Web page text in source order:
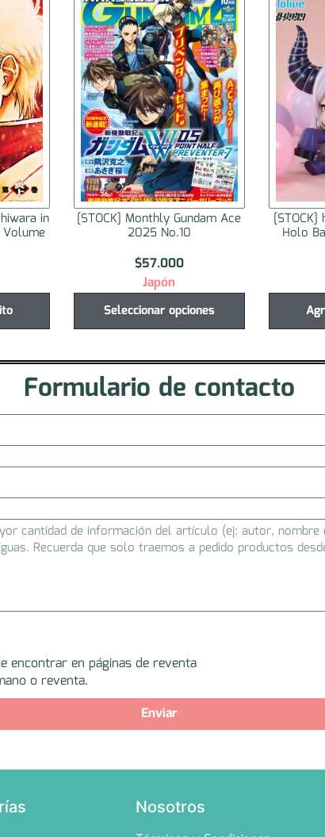
Ace [STOCK] hololive #hololive IF
Holo Babies La+ Darkness
$35.000
Japón
Agregar al carrito
Holo
Formulario de contacto
encontrar en páginas de reventa
o reventa.
Enviar
Nosotros